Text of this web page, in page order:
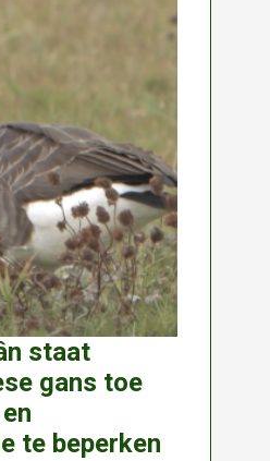
staat
gans toe
te beperken